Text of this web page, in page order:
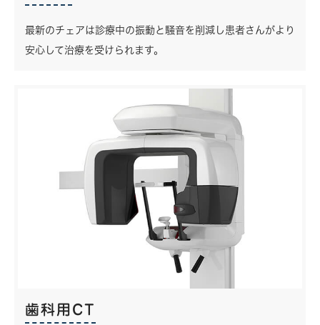
最新のチェアは診療中の振動と騒音を削減し患者さんがより
安心して治療を受けられます。
歯科用CT